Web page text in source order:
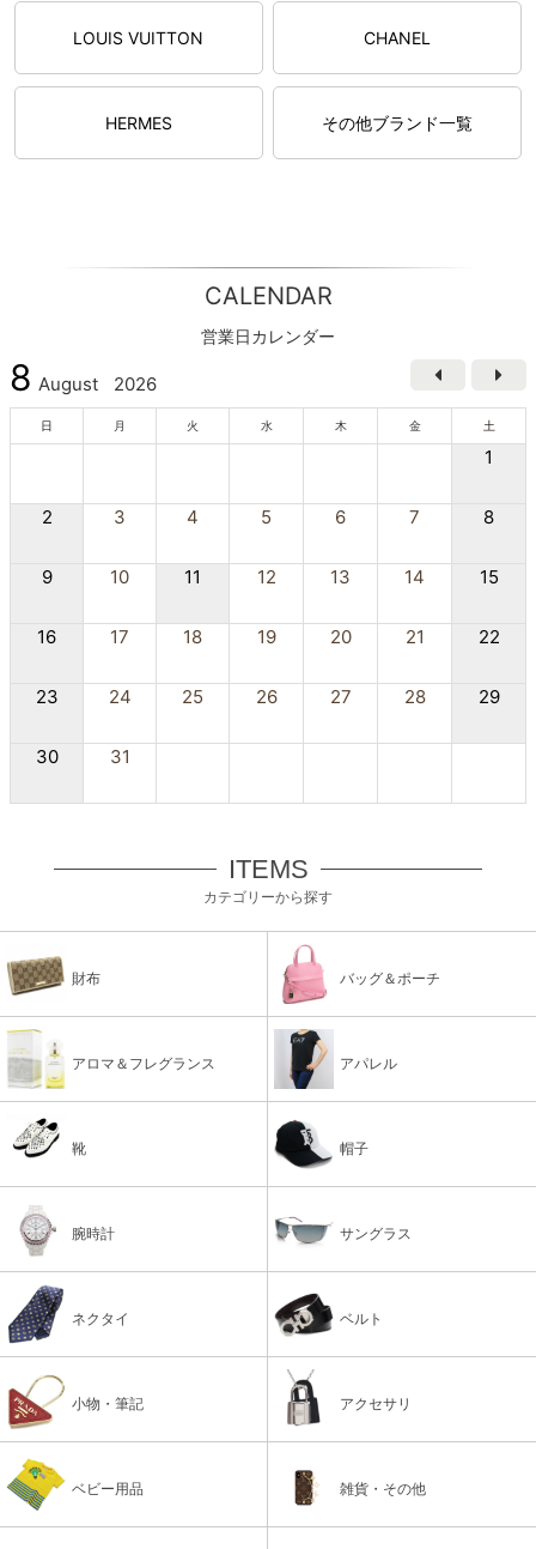
LOUIS VUITTON CHANEL
HERMES その他ブランド一覧
CALENDAR
営業日カレンダー
8 August 2026
日 月 火 水 木 金 土
1
2 3 4 5 6 7 8
9 10 11 12 13 14 15
16 17 18 19 20 21 22
23 24 25 26 27 28 29
30 31
ITEMS
カテゴリーから探す
財布 バッグ＆ポーチ
アロマ＆フレグランス アパレル
靴 帽子
腕時計 サングラス
ネクタイ ベルト
小物・筆記 アクセサリ
ベビー用品 雑貨・その他